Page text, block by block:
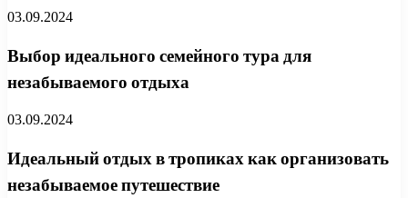
03.09.2024
Выбор идеального семейного тура для
незабываемого отдыха
03.09.2024
Идеальный отдых в тропиках как организовать
незабываемое путешествие